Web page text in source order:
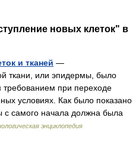
новых клеток" в
и тканей —
ткани, или эпидермы, было
при переходе
условиях. Как было показано
самого начала должна была
энциклопедия